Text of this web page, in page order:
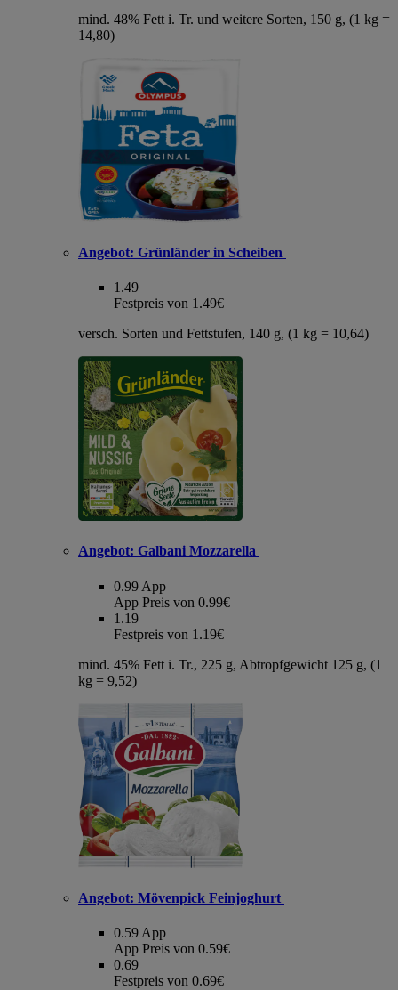
mind. 48% Fett i. Tr. und weitere Sorten, 150 g, (1 kg =
14,80)
Angebot: Grünländer in Scheiben
1.49
Festpreis von 1.49€
versch. Sorten und Fettstufen, 140 g, (1 kg = 10,64)
Angebot: Galbani Mozzarella
0.99 App
App Preis von 0.99€
1.19
Festpreis von 1.19€
mind. 45% Fett i. Tr., 225 g, Abtropfgewicht 125 g, (1
kg = 9,52)
Angebot: Mövenpick Feinjoghurt
0.59 App
App Preis von 0.59€
0.69
Festpreis von 0.69€